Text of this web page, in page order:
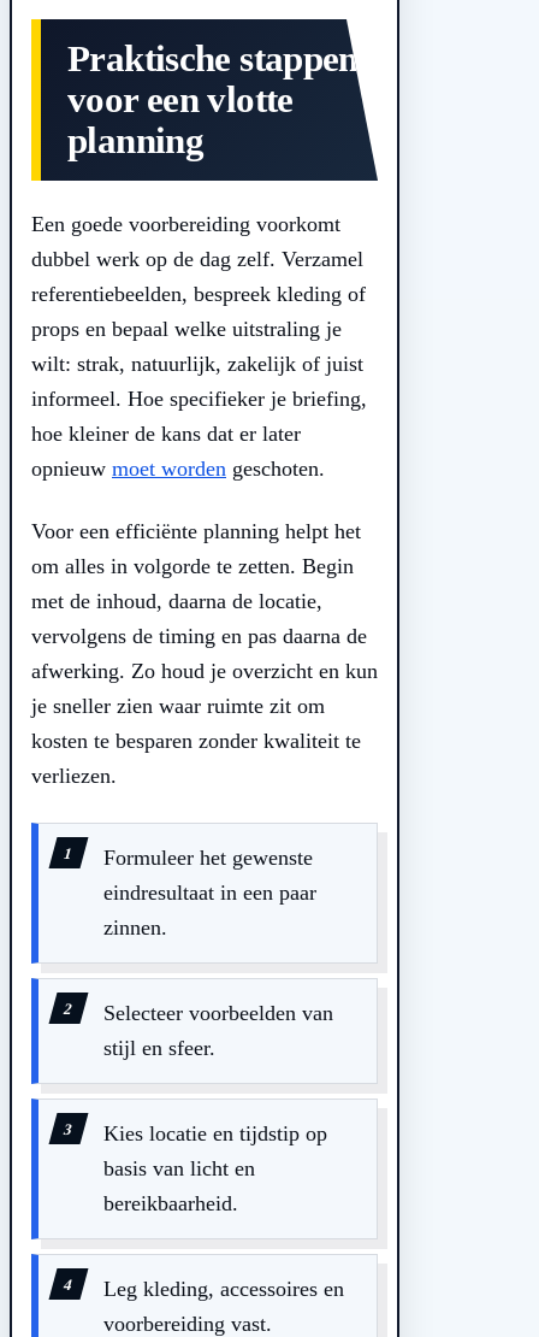
Praktische stappen
voor een vlotte
planning
Een goede voorbereiding voorkomt
dubbel werk op de dag zelf. Verzamel
referentiebeelden, bespreek kleding of
props en bepaal welke uitstraling je
wilt: strak, natuurlijk, zakelijk of juist
informeel. Hoe specifieker je briefing,
hoe kleiner de kans dat er later
opnieuw moet worden geschoten.
Voor een efficiënte planning helpt het
om alles in volgorde te zetten. Begin
met de inhoud, daarna de locatie,
vervolgens de timing en pas daarna de
afwerking. Zo houd je overzicht en kun
je sneller zien waar ruimte zit om
kosten te besparen zonder kwaliteit te
verliezen.
Formuleer het gewenste
eindresultaat in een paar
zinnen.
Selecteer voorbeelden van
stijl en sfeer.
Kies locatie en tijdstip op
basis van licht en
bereikbaarheid.
Leg kleding, accessoires en
voorbereiding vast.